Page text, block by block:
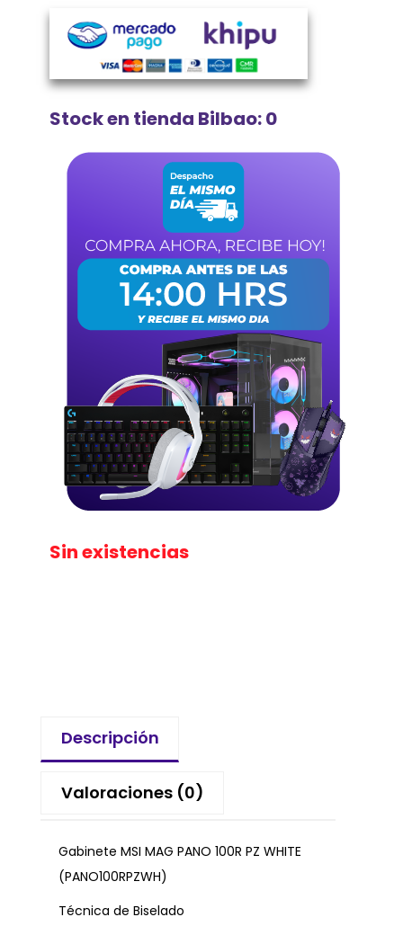
Stock en tienda Bilbao: 0
Sin existencias
Descripción
Valoraciones (0)
Gabinete MSI MAG PANO 100R PZ WHITE
(PANO100RPZWH)
Técnica de Biselado